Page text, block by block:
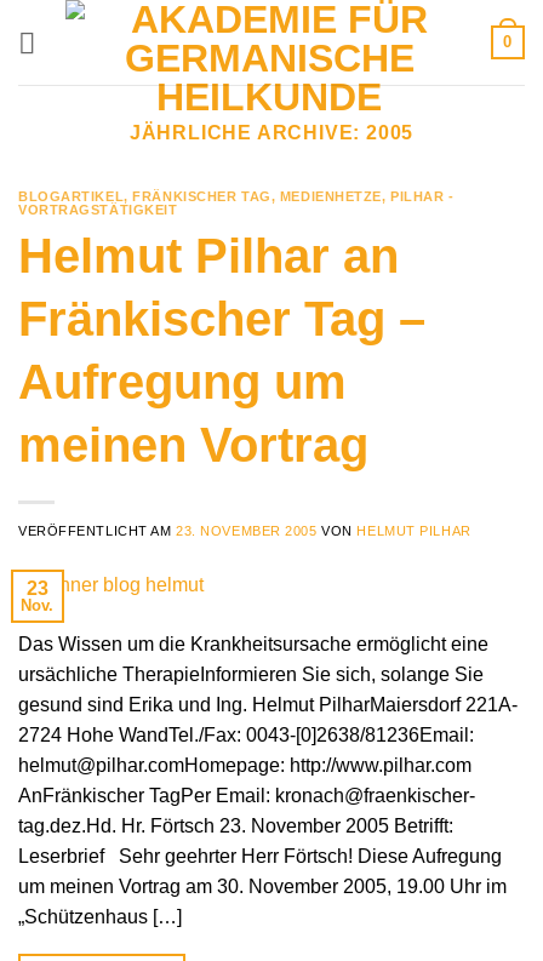
0
JÄHRLICHE ARCHIVE: 2005
BLOGARTIKEL,FRÄNKISCHER TAG, MEDIENHETZE,PILHAR -
VORTRAGSTÄTIGKEIT
Helmut Pilhar an
Fränkischer Tag –
Aufregung um
meinen Vortrag
VERÖFFENTLICHT AM23. NOVEMBER 2005 VON HELMUT PILHAR
23
Nov.
Das Wissen um die Krankheitsursache ermöglicht eine
ursächliche TherapieInformieren Sie sich, solange Sie
gesund sind Erika und Ing. Helmut PilharMaiersdorf 221A-
2724 Hohe WandTel./Fax: 0043-[0]2638/81236Email:
helmut@pilhar.comHomepage: http://www.pilhar.com
AnFränkischer TagPer Email: kronach@fraenkischer-
tag.dez.Hd. Hr. Förtsch 23. November 2005 Betrifft:
Leserbrief Sehr geehrter Herr Förtsch! Diese Aufregung
um meinen Vortrag am 30. November 2005, 19.00 Uhr im
„Schützenhaus […]